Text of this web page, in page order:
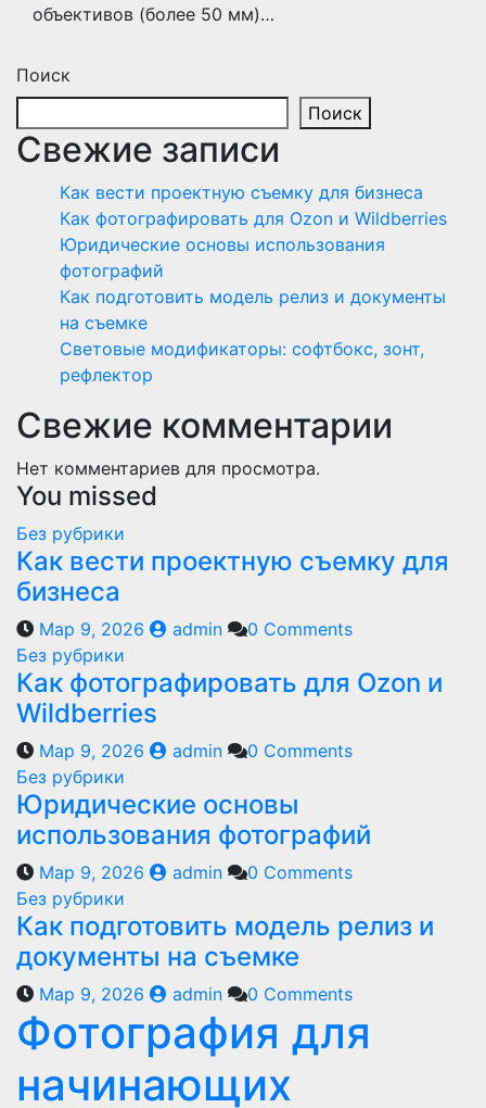
объективов (более 50 мм)…
Поиск
Поиск
Свежие записи
Как вести проектную съемку для бизнеса
Как фотографировать для Ozon и Wildberries
Юридические основы использования
фотографий
Как подготовить модель релиз и документы
на съемке
Световые модификаторы: софтбокс, зонт,
рефлектор
Свежие комментарии
Нет комментариев для просмотра.
You missed
Без рубрики
Как вести проектную съемку для
бизнеса
Мар 9, 2026 admin
0 Comments
Без рубрики
Как фотографировать для Ozon и
Wildberries
Мар 9, 2026 admin
0 Comments
Без рубрики
Юридические основы
использования фотографий
Мар 9, 2026 admin
0 Comments
Без рубрики
Как подготовить модель релиз и
документы на съемке
Мар 9, 2026 admin 0 Comments
Фотография для
начинающих